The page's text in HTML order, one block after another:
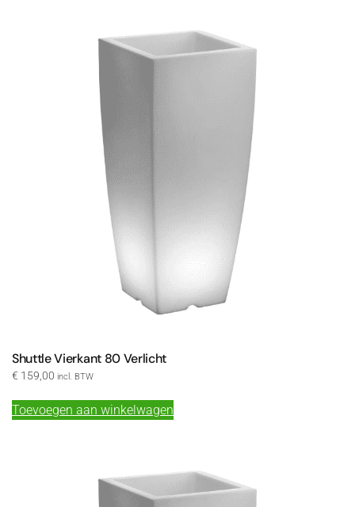
Shuttle Vierkant 80 Verlicht
€ 159,00 incl. BTW
Toevoegen aan winkelwagen